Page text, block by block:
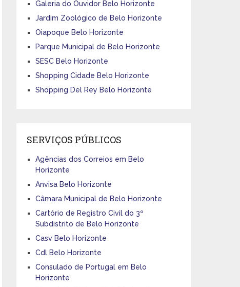
Galeria do Ouvidor Belo Horizonte
Jardim Zoológico de Belo Horizonte
Oiapoque Belo Horizonte
Parque Municipal de Belo Horizonte
SESC Belo Horizonte
Shopping Cidade Belo Horizonte
Shopping Del Rey Belo Horizonte
SERVIÇOS PÚBLICOS
Agências dos Correios em Belo
Horizonte
Anvisa Belo Horizonte
Câmara Municipal de Belo Horizonte
Cartório de Registro Civil do 3º
Subdistrito de Belo Horizonte
Casv Belo Horizonte
Cdl Belo Horizonte
Consulado de Portugal em Belo
Horizonte